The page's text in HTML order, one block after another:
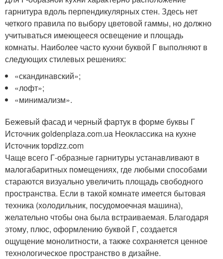
гарнитура вдоль перпендикулярных стен. Здесь нет
четкого правила по выбору цветовой гаммы, но должно
учитываться имеющееся освещение и площадь
комнаты. Наиболее часто кухни буквой Г выполняют в
следующих стилевых решениях:
«скандинавский»;
«лофт»;
«минимализм».
Бежевый фасад и черный фартук в форме буквы Г
Источник goldenplaza.com.ua Неоклассика на кухне
Источник topdizz.com
Чаще всего Г-образные гарнитуры устанавливают в
малогабаритных помещениях, где любыми способами
стараются визуально увеличить площадь свободного
пространства. Если в такой комнате имеется бытовая
техника (холодильник, посудомоечная машина),
желательно чтобы она была встраиваемая. Благодаря
этому, плюс, оформлению буквой Г, создается
ощущение монолитности, а также сохраняется ценное
технологическое пространство в дизайне.